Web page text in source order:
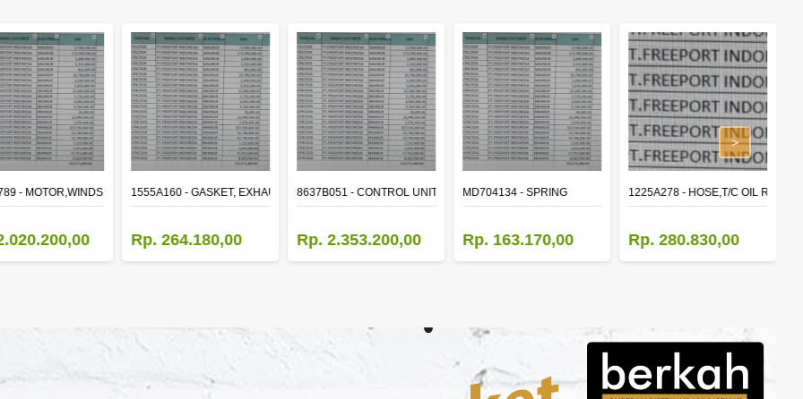
- MOTOR,WINDSHIELD WIPER1555A160 - GASKET, EXHAUST MANIFOLD
Rp. 264.180,00
8637B051 - CONTROL UNIT,TIME & ALARM
Rp. 2.353.200,00
MD704134 - SPRING
Rp. 163.170,00
1225A278 - HOSE,T/C OIL
Rp. 280.830,00
>